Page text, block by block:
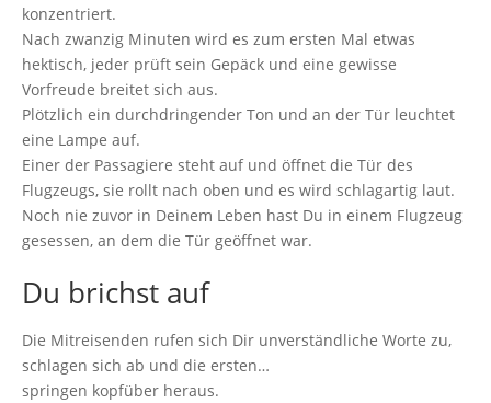
konzentriert.
Nach zwanzig Minuten wird es zum ersten Mal etwas
hektisch, jeder prüft sein Gepäck und eine gewisse
Vorfreude breitet sich aus.
Plötzlich ein durchdringender Ton und an der Tür leuchtet
eine Lampe auf.
Einer der Passagiere steht auf und öffnet die Tür des
Flugzeugs, sie rollt nach oben und es wird schlagartig laut.
Noch nie zuvor in Deinem Leben hast Du in einem Flugzeug
gesessen, an dem die Tür geöffnet war.
Du brichst auf
Die Mitreisenden rufen sich Dir unverständliche Worte zu,
schlagen sich ab und die ersten…
springen kopfüber heraus.